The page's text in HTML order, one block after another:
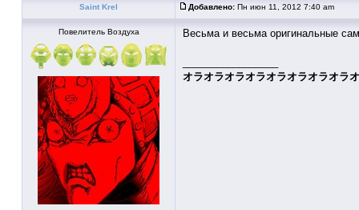
Saint Krel Добавлено: Пн июн 11, 2012 7:40 am
Повелитель Воздуха Весьма и весьма оригинальные
オラオラオラオラオラオラオラオラ